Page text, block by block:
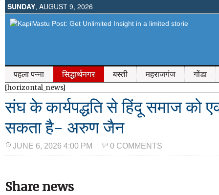
SUNDAY, AUGUST 9, 2026
पहला पन्ना सिद्धार्थनगर बस्ती महराजगंज गोंडा
[horizontal_news]
संघ के कार्यपद्धति से हिंदू समाज को
सकता है- अरुण जैन
JUNE 6, 2026 4:00 PM 0 COMMENTS
Share news